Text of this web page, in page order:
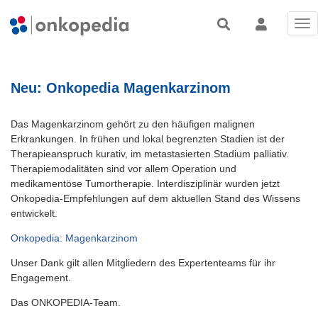
Neu: Onkopedia Magenkarzinom
Das Magenkarzinom gehört zu den häufigen malignen
Erkrankungen. In frühen und lokal begrenzten Stadien ist der
Therapieanspruch kurativ, im metastasierten Stadium palliativ.
Therapiemodalitäten sind vor allem Operation und
medikamentöse Tumortherapie. Interdisziplinär wurden jetzt
Onkopedia-Empfehlungen auf dem aktuellen Stand des Wissens
entwickelt.
Onkopedia: Magenkarzinom
Unser Dank gilt allen Mitgliedern des Expertenteams für ihr
Engagement.
Das ONKOPEDIA-Team.